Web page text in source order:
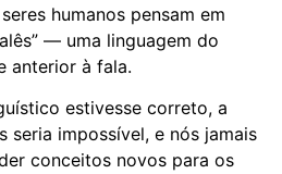
humanos pensam em
— uma linguagem do
anterior à fala.
estivesse correto, a
seria impossível, e nós jamais
conceitos novos para os